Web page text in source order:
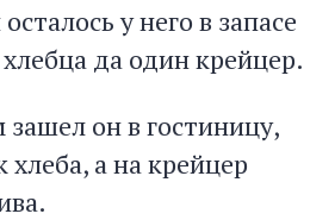
у него в запасе
хлебца да один крейцер.
зашел он в гостиницу,
хлеба, а на крейцер